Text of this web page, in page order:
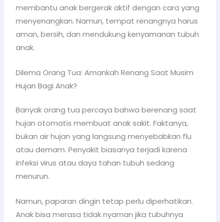
membantu anak bergerak aktif dengan cara yang
menyenangkan. Namun, tempat renangnya harus
aman, bersih, dan mendukung kenyamanan tubuh
anak.
Dilema Orang Tua: Amankah Renang Saat Musim
Hujan Bagi Anak?
Banyak orang tua percaya bahwa berenang saat
hujan otomatis membuat anak sakit. Faktanya,
bukan air hujan yang langsung menyebabkan flu
atau demam. Penyakit biasanya terjadi karena
infeksi virus atau daya tahan tubuh sedang
menurun.
Namun, paparan dingin tetap perlu diperhatikan.
Anak bisa merasa tidak nyaman jika tubuhnya